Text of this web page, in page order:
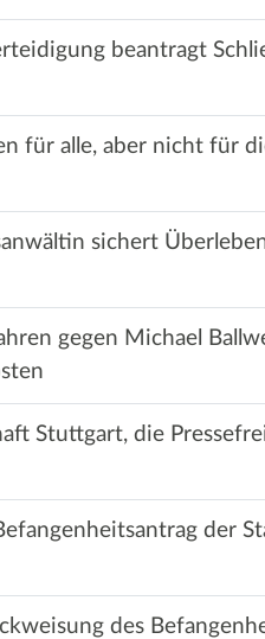
beantragt
für alle, aber nicht für
sichert
gegen Michael
Stuttgart, die
der
des